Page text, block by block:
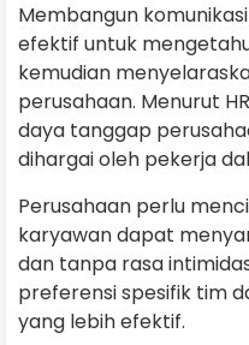
Membangun
efektif untuk
kemudian
perusahaan. Menurut
daya tanggap
dihargai oleh pekerja
Perusahaan perlu
karyawan dapat
dan tanpa rasa
preferensi spesifik tim
yang lebih efektif.